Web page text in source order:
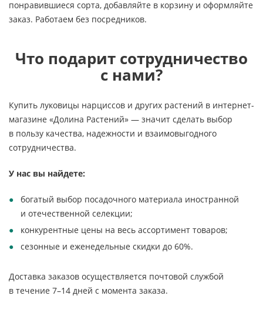
понравившиеся сорта, добавляйте в корзину и оформляйте
заказ. Работаем без посредников.
Что подарит сотрудничество
с нами?
Купить луковицы нарциссов и других растений в интернет-
магазине «Долина Растений» — значит сделать выбор
в пользу качества, надежности и взаимовыгодного
сотрудничества.
У нас вы найдете:
богатый выбор посадочного материала иностранной
и отечественной селекции;
конкурентные цены на весь ассортимент товаров;
сезонные и еженедельные скидки до 60%.
Доставка заказов осуществляется почтовой службой
в течение 7–14 дней с момента заказа.